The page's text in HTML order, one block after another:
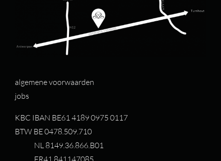
algemene voorwaarden
jobs
KBC IBAN BE61 4189 0975 0117
BTW BE 0478.509.710
NL 8149.36.866.B01
FR41 841147085